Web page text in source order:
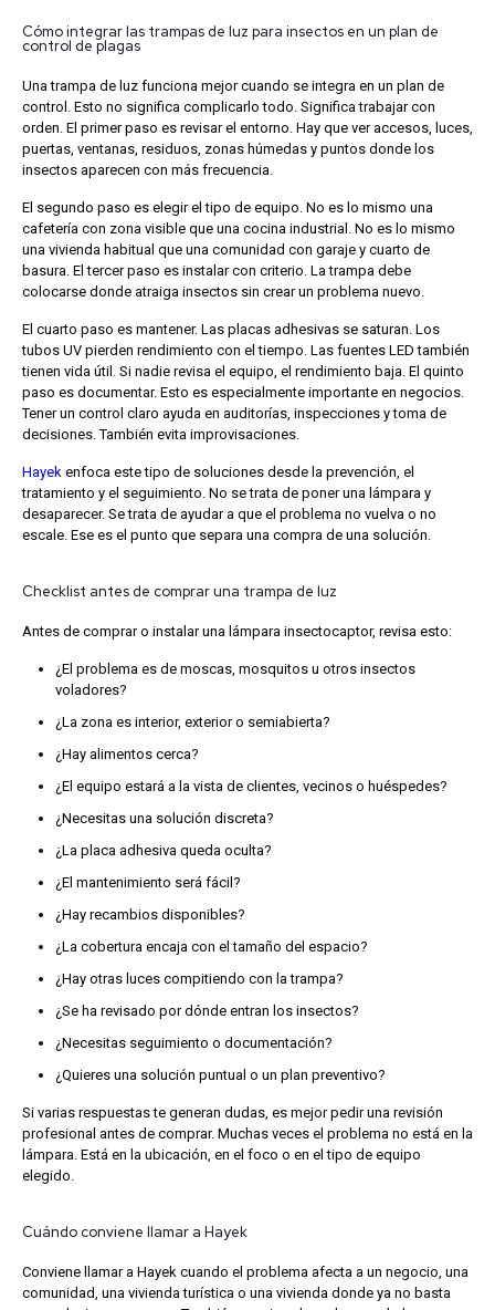
Cómo integrar las trampas de luz para insectos en un plan de
control de plagas
Una trampa de luz funciona mejor cuando se integra en un plan de
control. Esto no significa complicarlo todo. Significa trabajar con
orden. El primer paso es revisar el entorno. Hay que ver accesos, luces,
puertas, ventanas, residuos, zonas húmedas y puntos donde los
insectos aparecen con más frecuencia.
El segundo paso es elegir el tipo de equipo. No es lo mismo una
cafetería con zona visible que una cocina industrial. No es lo mismo
una vivienda habitual que una comunidad con garaje y cuarto de
basura. El tercer paso es instalar con criterio. La trampa debe
colocarse donde atraiga insectos sin crear un problema nuevo.
El cuarto paso es mantener. Las placas adhesivas se saturan. Los
tubos UV pierden rendimiento con el tiempo. Las fuentes LED también
tienen vida útil. Si nadie revisa el equipo, el rendimiento baja. El quinto
paso es documentar. Esto es especialmente importante en negocios.
Tener un control claro ayuda en auditorías, inspecciones y toma de
decisiones. También evita improvisaciones.
Hayek enfoca este tipo de soluciones desde la prevención, el
tratamiento y el seguimiento. No se trata de poner una lámpara y
desaparecer. Se trata de ayudar a que el problema no vuelva o no
escale. Ese es el punto que separa una compra de una solución.
Checklist antes de comprar una trampa de luz
Antes de comprar o instalar una lámpara insectocaptor, revisa esto:
¿El problema es de moscas, mosquitos u otros insectos
voladores?
¿La zona es interior, exterior o semiabierta?
¿Hay alimentos cerca?
¿El equipo estará a la vista de clientes, vecinos o huéspedes?
¿Necesitas una solución discreta?
¿La placa adhesiva queda oculta?
¿El mantenimiento será fácil?
¿Hay recambios disponibles?
¿La cobertura encaja con el tamaño del espacio?
¿Hay otras luces compitiendo con la trampa?
¿Se ha revisado por dónde entran los insectos?
¿Necesitas seguimiento o documentación?
¿Quieres una solución puntual o un plan preventivo?
Si varias respuestas te generan dudas, es mejor pedir una revisión
profesional antes de comprar. Muchas veces el problema no está en la
lámpara. Está en la ubicación, en el foco o en el tipo de equipo
elegido.
Cuándo conviene llamar a Hayek
Conviene llamar a Hayek cuando el problema afecta a un negocio, una
comunidad, una vivienda turística o una vivienda donde ya no basta